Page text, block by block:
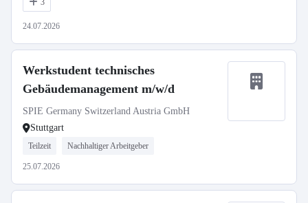
3
24.07.2026
Werkstudent technisches
Gebäudemanagement m/w/d
SPIE Germany Switzerland Austria GmbH
Stuttgart
Teilzeit Nachhaltiger Arbeitgeber
25.07.2026